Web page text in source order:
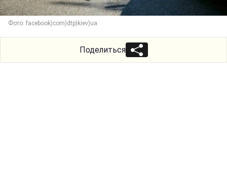
Фото: facebook)com)dtp)kiev)ua
Поделиться